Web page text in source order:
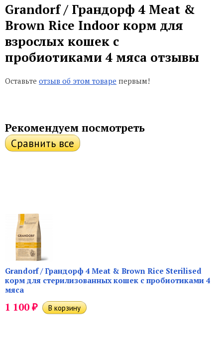
Grandorf / Грандорф 4 Meat &
Brown Rice Indoor корм для
взрослых кошек с
пробиотиками 4 мяса отзывы
Оставьте отзыв об этом товаре первым!
Рекомендуем посмотреть
Grandorf / Грандорф 4 Meat & Brown Rice Sterilised
корм для стерилизованных кошек с пробиотиками 4
мяса
1 100₽